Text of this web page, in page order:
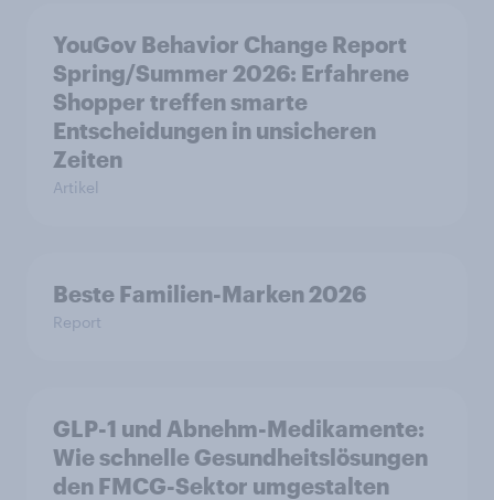
YouGov Behavior Change Report
Spring/Summer 2026: Erfahrene
Shopper treffen smarte
Entscheidungen in unsicheren
Zeiten
Artikel
Beste Familien-Marken 2026
Report
GLP-1 und Abnehm-Medikamente:
Wie schnelle Gesundheitslösungen
den FMCG-Sektor umgestalten